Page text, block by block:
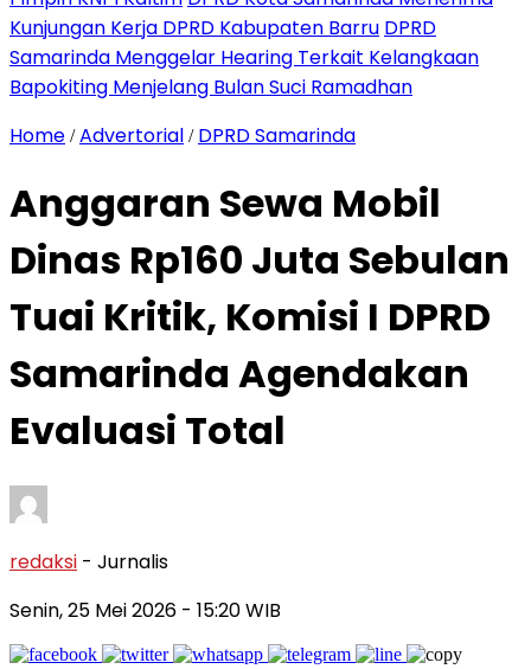
Kunjungan Kerja DPRD Kabupaten Barru DPRD
Samarinda Menggelar Hearing Terkait Kelangkaan
Bapokiting Menjelang Bulan Suci Ramadhan
Home /Advertorial / DPRD Samarinda
Anggaran Sewa Mobil
Dinas Rp160 Juta Sebulan
Tuai Kritik, Komisi I DPRD
Samarinda Agendakan
Evaluasi Total
redaksi - Jurnalis
Senin, 25 Mei 2026 - 15:20 WIB